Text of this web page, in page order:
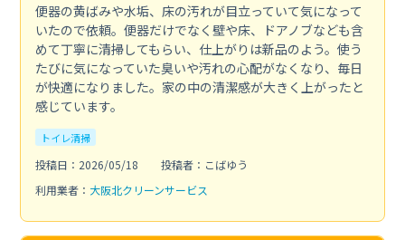
便器の黄ばみや水垢、床の汚れが目立っていて気になって
いたので依頼。便器だけでなく壁や床、ドアノブなども含
めて丁寧に清掃してもらい、仕上がりは新品のよう。使う
たびに気になっていた臭いや汚れの心配がなくなり、毎日
が快適になりました。家の中の清潔感が大きく上がったと
感じています。
トイレ清掃
投稿日：2026/05/18
投稿者：こばゆう
利用業者： 大阪北クリーンサービス